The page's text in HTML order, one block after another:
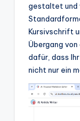
gestaltet und
Kursivschrift
Übergang
dafür, dass
nicht nur ein